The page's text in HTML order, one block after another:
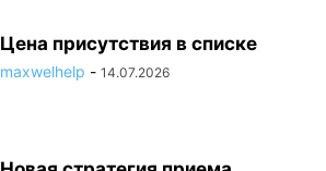
Цена присутствия в списке
maxwelhelp - 14.07.2026